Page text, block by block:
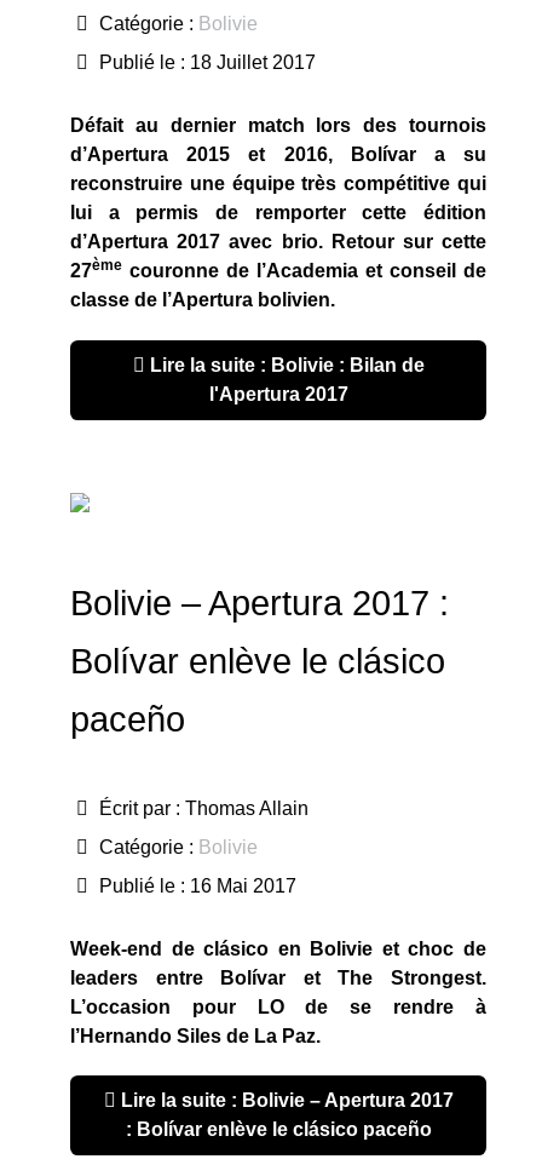
Catégorie : Bolivie
Publié le : 18 Juillet 2017
Défait au dernier match lors des tournois
d’Apertura 2015 et 2016, Bolívar a su
reconstruire une équipe très compétitive qui
lui a permis de remporter cette édition
d’Apertura 2017 avec brio. Retour sur cette
27ème couronne de l’Academia et conseil de
classe de l’Apertura bolivien.
Lire la suite : Bolivie : Bilan de
l'Apertura 2017
Bolivie – Apertura 2017 :
Bolívar enlève le clásico
paceño
Écrit par : Thomas Allain
Catégorie : Bolivie
Publié le : 16 Mai 2017
Week-end de clásico en Bolivie et choc de
leaders entre Bolívar et The Strongest.
L’occasion pour LO de se rendre à
l’Hernando Siles de La Paz.
Lire la suite : Bolivie – Apertura 2017
: Bolívar enlève le clásico paceño